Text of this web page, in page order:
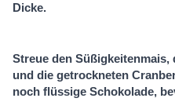
Dicke.
Streue den Süßigkeitenmais,
und die getrockneten
noch flüssige Schokolade,